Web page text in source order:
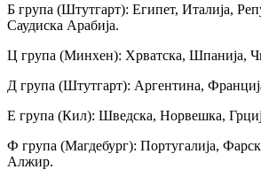
Б група (Штутгарт): Египет, Италија,
Саудиска Арабија.
Ц група (Минхен): Хрватска, Шпанија,
Д група (Штутгарт): Аргентина,
Е група (Кил): Шведска, Норвешка,
Ф група (Магдебург): Португалија,
Алжир.